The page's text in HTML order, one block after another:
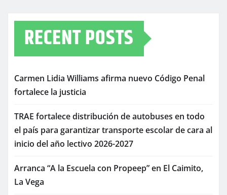
RECENT POSTS
Carmen Lidia Williams afirma nuevo Código Penal
fortalece la justicia
TRAE fortalece distribución de autobuses en todo
el país para garantizar transporte escolar de cara al
inicio del año lectivo 2026-2027
Arranca “A la Escuela con Propeep” en El Caimito,
La Vega